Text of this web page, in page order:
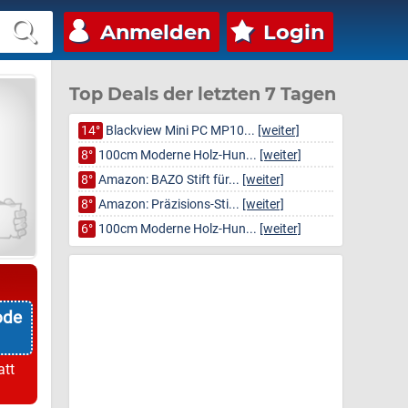
Anmelden Login
Top Deals der letzten 7 Tagen
14° Blackview Mini PC MP10... [weiter]
8° 100cm Moderne Holz-Hun... [weiter]
8° Amazon: BAZO Stift für... [weiter]
8° Amazon: Präzisions-Sti... [weiter]
6° 100cm Moderne Holz-Hun... [weiter]